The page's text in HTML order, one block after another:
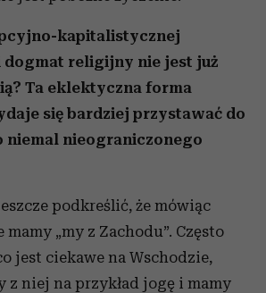
kapitalistycznej
religijny nie jest już
Ta eklektyczna forma
się bardziej przystawać do
niemal nieograniczonego
podkreślić, że mówiąc
mamy „my z Zachodu”. Często
jest ciekawe na Wschodzie,
z niej na przykład jogę i mamy